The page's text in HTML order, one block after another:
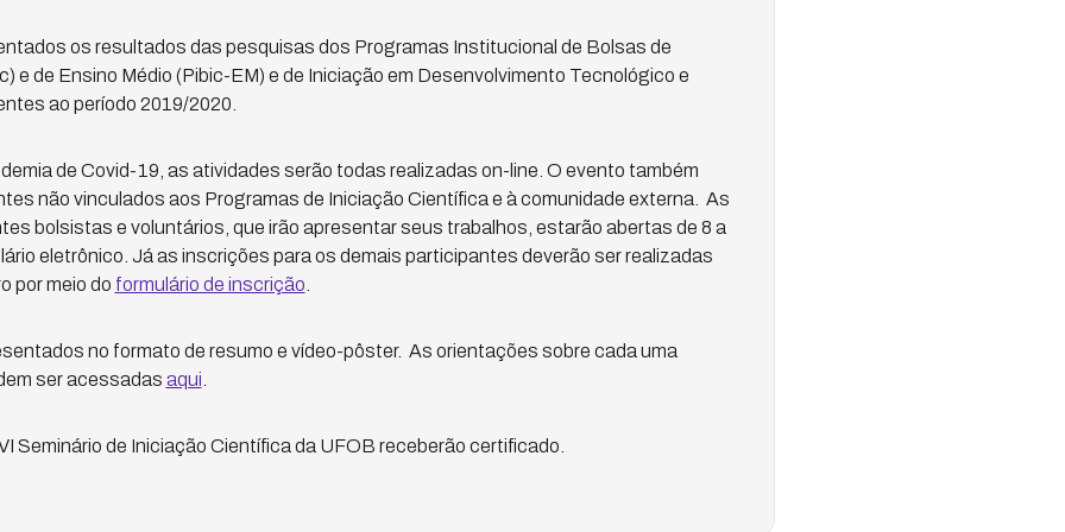
os resultados das pesquisas dos Programas Institucional de Bolsas de
e de Ensino Médio (Pibic-EM) e de Iniciação em Desenvolvimento Tecnológico e
ao período 2019/2020.
de Covid-19, as atividades serão todas realizadas on-line. O evento também
não vinculados aos Programas de Iniciação Científica e à comunidade externa. As
bolsistas e voluntários, que irão apresentar seus trabalhos, estarão abertas de 8 a
eletrônico. Já as inscrições para os demais participantes deverão ser realizadas
por meio do formulário de inscrição
no formato de resumo e vídeo-pôster. As orientações sobre cada uma
ser acessadas aqui
Seminário de Iniciação Científica da UFOB receberão certificado.